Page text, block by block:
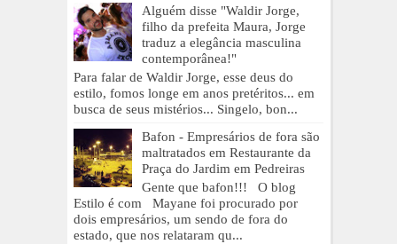
Alguém disse "Waldir Jorge,
filho da prefeita Maura, Jorge
traduz a elegância masculina
contemporânea!"
Para falar de Waldir Jorge, esse deus do
estilo, fomos longe em anos pretéritos... em
busca de seus mistérios... Singelo, bon...
Bafon - Empresários de fora são
maltratados em Restaurante da
Praça do Jardim em Pedreiras
Gente que bafon!!! O blog
Estilo é com Mayane foi procurado por
dois empresários, um sendo de fora do
estado, que nos relataram qu...